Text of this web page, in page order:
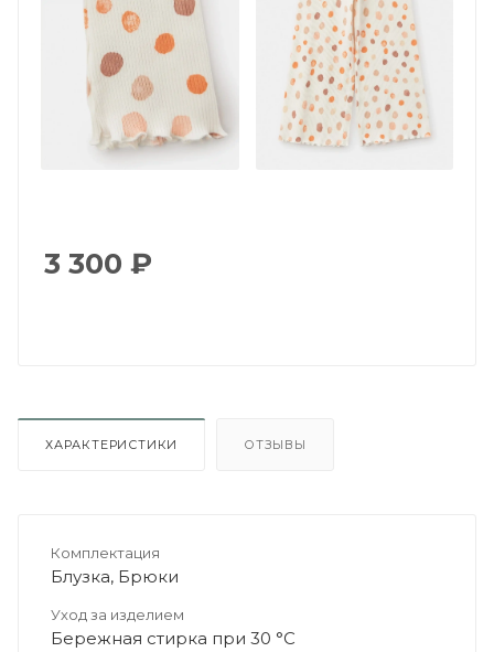
3 300 ₽
ХАРАКТЕРИСТИКИ ОТЗЫВЫ
Комплектация
Блузка, Брюки
Уход за изделием
Бережная стирка при 30 °C